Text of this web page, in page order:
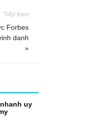
Tiếp theo
Forbes
danh
»
uy